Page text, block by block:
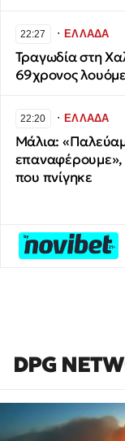
22:27 ∙ΕΛΛΑΔΑ
Τραγωδία στη
69χρονος
22:20 ∙ΕΛΛΑΔΑ
Μάλια:
επαναφέρουμε»,
που πνίγηκε
DPG